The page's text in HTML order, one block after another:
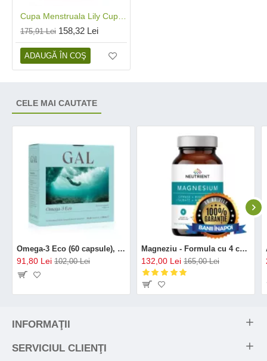
175,91 Lei 158,32 Lei
ADAUGĂ ÎN COŞ
CELE MAI CAUTATE
Omega-3 Eco (60 capsule), GAL
91,80 Lei 102,00 Lei
Magneziu - Formula cu 4 chelați (120 capsule), Neutrient
132,00 Lei 165,00 Lei
INFORMAŢII
SERVICIUL CLIENŢI